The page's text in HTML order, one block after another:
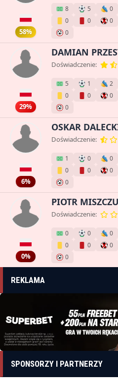
58%
8 5 0
0
0 0
0
29%
DAMIAN
Doświadczenie:
5 1 2
0
0 0
0
6%
OSKAR
Doświadczenie:
1 0 0
0
0 0
0
0%
PIOTR
Doświadczenie:
0 0 0
0
0 0
0
REKLAMA